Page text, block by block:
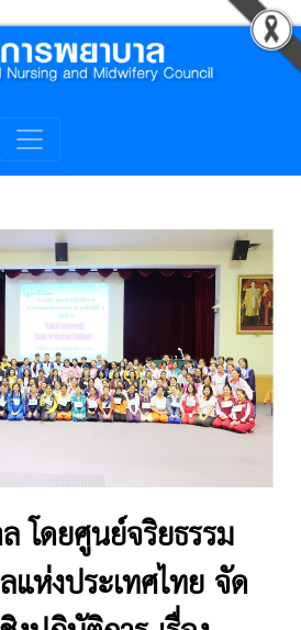
โดยศูนย์จริยธรรม
แห่งประเทศไทย จัด